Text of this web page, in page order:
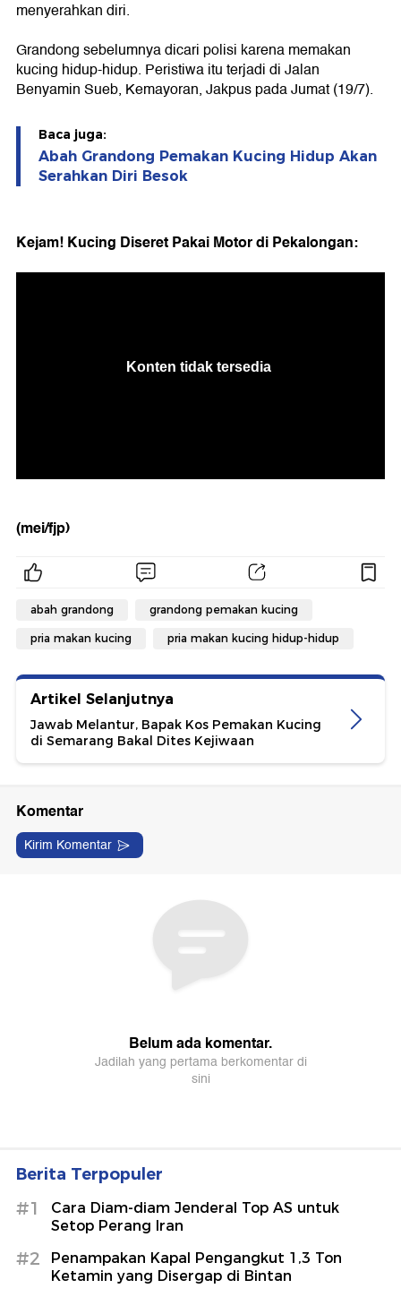
menyerahkan diri.
Grandong sebelumnya dicari polisi karena memakan
kucing hidup-hidup. Peristiwa itu terjadi di Jalan
Benyamin Sueb, Kemayoran, Jakpus pada Jumat (19/7).
Baca juga:
Abah Grandong Pemakan Kucing Hidup Akan
Serahkan Diri Besok
Kejam! Kucing Diseret Pakai Motor di Pekalongan:
(mei/fjp)
abah grandong grandong pemakan kucing
pria makan kucing pria makan kucing hidup-hidup
Artikel Selanjutnya
Jawab Melantur, Bapak Kos Pemakan Kucing
di Semarang Bakal Dites Kejiwaan
Berita Terpopuler
#1
Cara Diam-diam Jenderal Top AS untuk
Setop Perang Iran
#2
Penampakan Kapal Pengangkut 1,3 Ton
Ketamin yang Disergap di Bintan